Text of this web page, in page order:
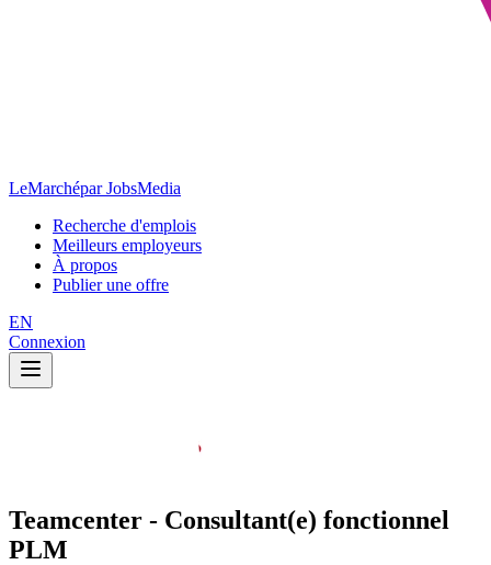
LeMarchépar JobsMedia
Recherche d'emplois
Meilleurs employeurs
À propos
Publier une offre
EN
Connexion
Teamcenter - Consultant(e) fonctionnel
PLM